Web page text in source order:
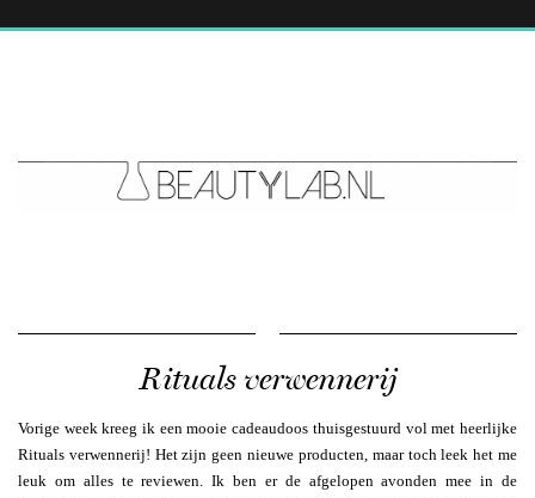
Rituals verwennerij
Vorige week kreeg ik een mooie cadeaudoos thuisgestuurd vol met heerlijke
Rituals verwennerij! Het zijn geen nieuwe producten, maar toch leek het me
leuk om alles te reviewen. Ik ben er de afgelopen avonden mee in de